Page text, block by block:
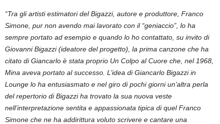
“Tra gli artisti estimatori del Bigazzi, autore e produttore, Franco
Simone, pur non avendo mai lavorato con il “geniaccio”, lo ha
sempre portato ad esempio e quando lo ho contattato, su invito di
Giovanni Bigazzi (ideatore del progetto), la prima canzone che ha
citato di Giancarlo è stata proprio Un Colpo al Cuore che, nel 1968,
Mina aveva portato al successo. L’idea di Giancarlo Bigazzi in
Lounge lo ha entusiasmato e nel giro di pochi giorni un’altra perla
del repertorio di Bigazzi ha trovato la sua nuova veste
nell’interpretazione sentita e appassionata tipica di quel Franco
Simone che ne ha addirittura voluto scrivere e cantare una